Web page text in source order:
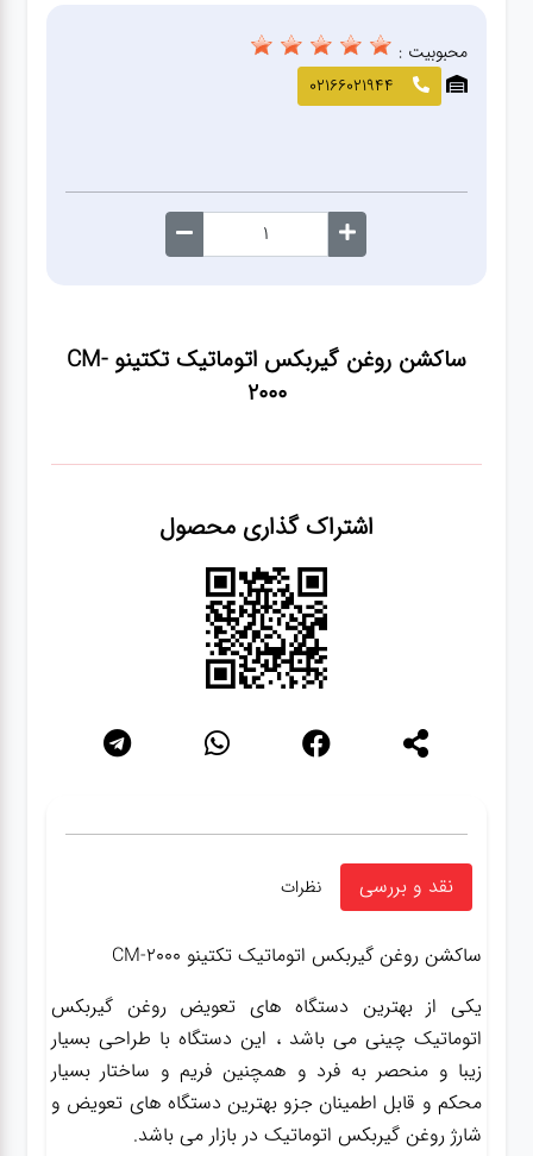
صافکاری
و نقاشی
کارواش
معاینه
ساکشن روغن گیربکس اتوماتیک تکتینو CM-
2000
اشتراک گذاری محصول
محبوبیت :
02166021944
نقد و بررسی نظرات
ساکشن روغن گیربکس اتوماتیک تکتینو CM-2000
یکی از بهترین دستگاه های تعویض روغن گیربکس
اتوماتیک چینی می باشد ، این دستگاه با طراحی بسیار
زیبا و منحصر به فرد و همچنین فریم و ساختار بسیار
محکم و قابل اطمینان جزو بهترین دستگاه های تعویض و
شارژ روغن گیربکس اتوماتیک در بازار می باشد.